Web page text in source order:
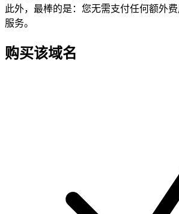
此外，最棒的是：您无需支付任何额外
服务。
购买该域名